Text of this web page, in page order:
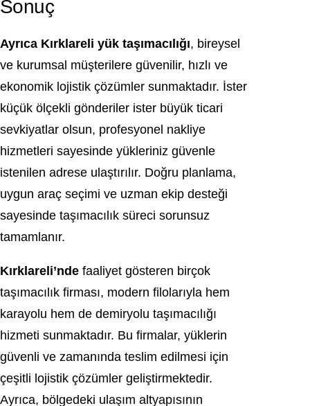
Sonuç
Ayrıca Kırklareli yük taşımacılığı, bireysel
ve kurumsal müşterilere güvenilir, hızlı ve
ekonomik lojistik çözümler sunmaktadır. İster
küçük ölçekli gönderiler ister büyük ticari
sevkiyatlar olsun, profesyonel nakliye
hizmetleri sayesinde yükleriniz güvenle
istenilen adrese ulaştırılır. Doğru planlama,
uygun araç seçimi ve uzman ekip desteği
sayesinde taşımacılık süreci sorunsuz
tamamlanır.
Kırklareli’nde faaliyet gösteren birçok
taşımacılık firması, modern filolarıyla hem
karayolu hem de demiryolu taşımacılığı
hizmeti sunmaktadır. Bu firmalar, yüklerin
güvenli ve zamanında teslim edilmesi için
çeşitli lojistik çözümler geliştirmektedir.
Ayrıca, bölgedeki ulaşım altyapısının